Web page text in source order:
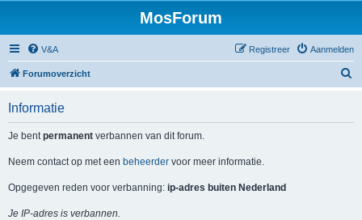
MosForum
V&A Aanmelden
Registreer
Forumoverzicht
Informatie
Je bentpermanent verbannen van dit forum.
Neem contact op met een beheerder voor meer informatie.
Opgegeven reden voor verbanning: ip-adres buiten Nederland
Je IP-adres is verbannen.